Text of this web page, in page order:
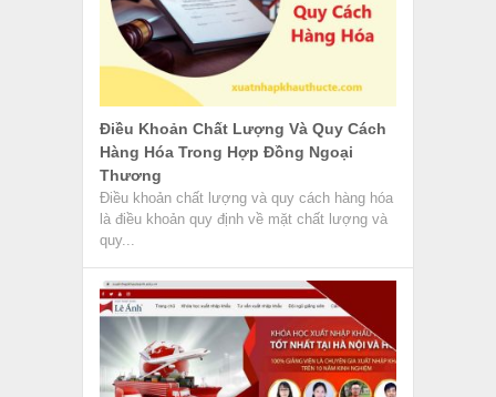
Điều Khoản Chất Lượng Và Quy Cách
Hàng Hóa Trong Hợp Đồng Ngoại
Thương
Điều khoản chất lượng và quy cách hàng hóa
là điều khoản quy định về mặt chất lượng và
quy...